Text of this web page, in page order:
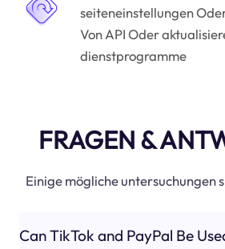
seiteneinstellungen
Von API Oder
dienstprogramme
FRAGEN &
Einige mögliche untersuchungen
Can TikTok and PayPal Be